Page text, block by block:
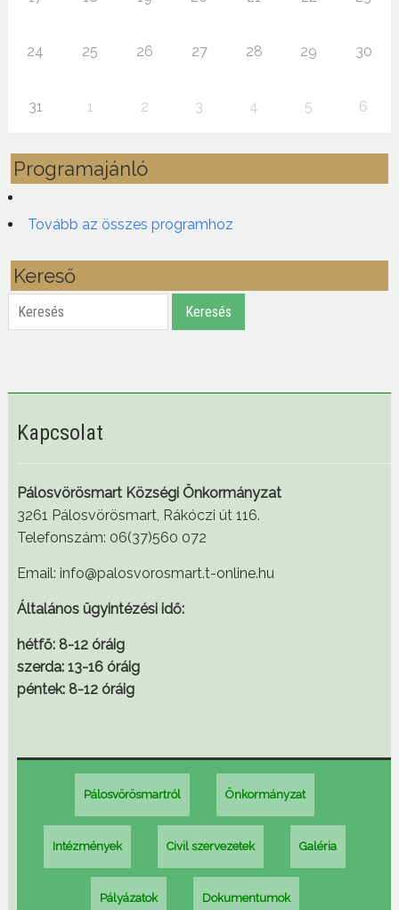
24 25 26 27 28 29 30
31 1 2 3 4 5 6
Programajánló
Tovább az összes programhoz
Kereső
Keresés Keresés
Kapcsolat
Pálosvörösmart Községi Önkormányzat
3261 Pálosvörösmart, Rákóczi út 116.
Telefonszám: 06(37)560 072
Email: info@palosvorosmart.t-online.hu
Általános ügyintézési idő:
hétfő: 8-12 óráig
szerda: 13-16 óráig
péntek: 8-12 óráig
Pálosvörösmartról Önkormányzat
Intézmények Civil szervezetek Galéria
Pályázatok Dokumentumok